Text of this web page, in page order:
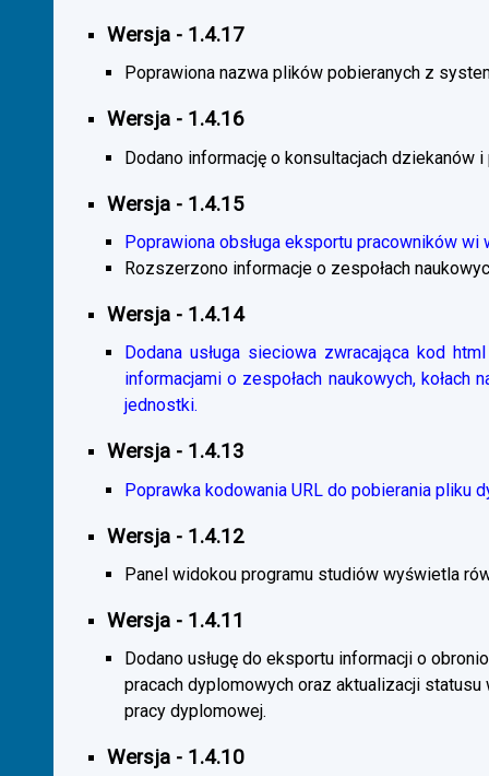
Wersja - 1.4.17
Poprawiona nazwa plików pobieranych z
Wersja - 1.4.16
Dodano informację o konsultacjach dziekanów
Wersja - 1.4.15
Poprawiona obsługa eksportu pracowników wi
Rozszerzono informacje o zespołach
Wersja - 1.4.14
Dodana usługa sieciowa zwracająca kod
informacjami o zespołach naukowych,
jednostki.
Wersja - 1.4.13
Poprawka kodowania URL do pobierania pliku
Wersja - 1.4.12
Panel widokou programu studiów wyświetla
Wersja - 1.4.11
Dodano usługę do eksportu informacji o
pracach dyplomowych oraz aktualizacji
pracy dyplomowej.
Wersja - 1.4.10